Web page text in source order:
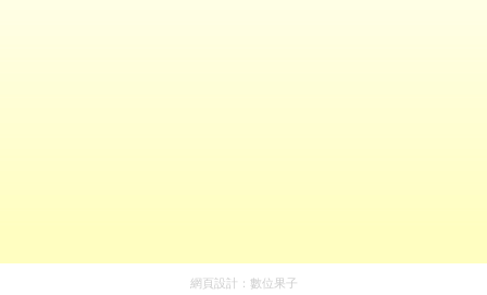
網頁設計： 數位果子